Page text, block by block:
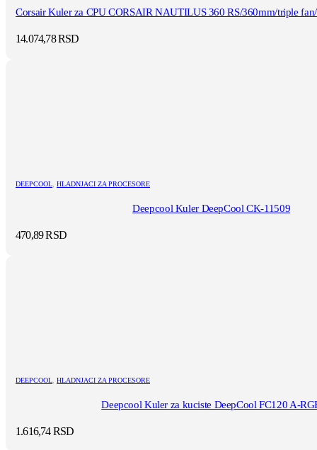
Corsair Kuler za CPU CORSAIR NAUTILUS 360 RS/360mm/triple
14.074,78RSD
DEEPCOOL, HLADNJACI ZA PROCESORE
Deepcool Kuler DeepCool CK-11509
470,89RSD
DEEPCOOL, HLADNJACI ZA PROCESORE
Deepcool Kuler za kuciste DeepCool FC120 A-
1.616,74RSD